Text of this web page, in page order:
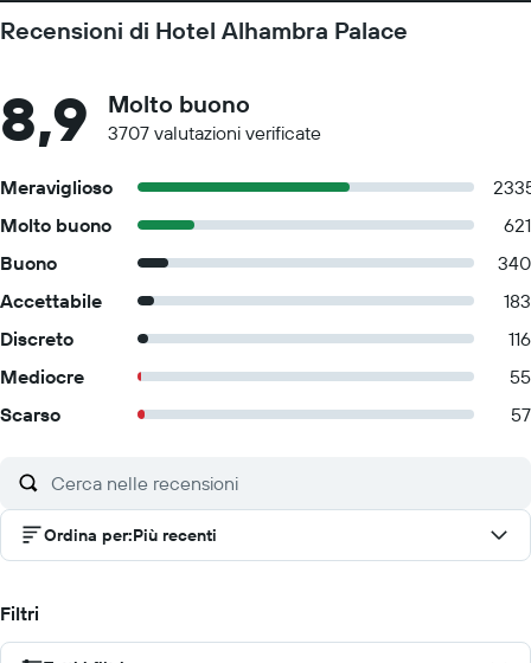
Recensioni di Hotel Alhambra Palace
8,9 Molto buono
3707 valutazioni verificate
Meraviglioso
Molto buono
621
Buono
340
Accettabile
183
Discreto
116
Mediocre
55
Scarso
57
Ordina per:Più recenti
Filtri